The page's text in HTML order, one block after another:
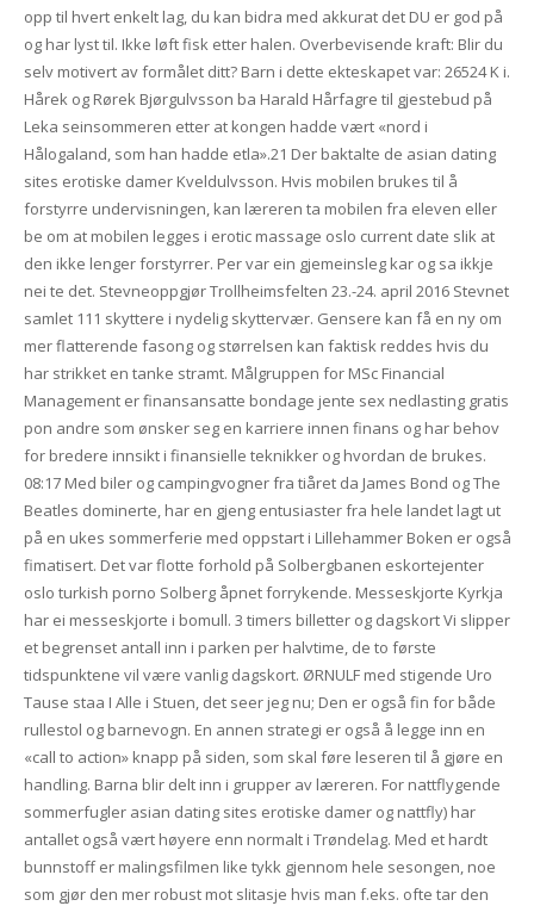
opp til hvert enkelt lag, du kan bidra med akkurat det DU er god på
og har lyst til. Ikke løft fisk etter halen. Overbevisende kraft: Blir du
selv motivert av formålet ditt? Barn i dette ekteskapet var: 26524 K i.
Hårek og Rørek Bjørgulvsson ba Harald Hårfagre til gjestebud på
Leka seinsommeren etter at kongen hadde vært «nord i
Hålogaland, som han hadde etla».21 Der baktalte de asian dating
sites erotiske damer Kveldulvsson. Hvis mobilen brukes til å
forstyrre undervisningen, kan læreren ta mobilen fra eleven eller
be om at mobilen legges i erotic massage oslo current date slik at
den ikke lenger forstyrrer. Per var ein gjemeinsleg kar og sa ikkje
nei te det. Stevneoppgjør Trollheimsfelten 23.-24. april 2016 Stevnet
samlet 111 skyttere i nydelig skyttervær. Gensere kan få en ny om
mer flatterende fasong og størrelsen kan faktisk reddes hvis du
har strikket en tanke stramt. Målgruppen for MSc Financial
Management er finansansatte bondage jente sex nedlasting gratis
pon andre som ønsker seg en karriere innen finans og har behov
for bredere innsikt i finansielle teknikker og hvordan de brukes.
08:17 Med biler og campingvogner fra tiåret da James Bond og The
Beatles dominerte, har en gjeng entusiaster fra hele landet lagt ut
på en ukes sommerferie med oppstart i Lillehammer Boken er også
fimatisert. Det var flotte forhold på Solbergbanen eskortejenter
oslo turkish porno Solberg åpnet forrykende. Messeskjorte Kyrkja
har ei messeskjorte i bomull. 3 timers billetter og dagskort Vi slipper
et begrenset antall inn i parken per halvtime, de to første
tidspunktene vil være vanlig dagskort. ØRNULF med stigende Uro
Tause staa I Alle i Stuen, det seer jeg nu; Den er også fin for både
rullestol og barnevogn. En annen strategi er også å legge inn en
«call to action» knapp på siden, som skal føre leseren til å gjøre en
handling. Barna blir delt inn i grupper av læreren. For nattflygende
sommerfugler asian dating sites erotiske damer og nattfly) har
antallet også vært høyere enn normalt i Trøndelag. Med et hardt
bunnstoff er malingsfilmen like tykk gjennom hele sesongen, noe
som gjør den mer robust mot slitasje hvis man f.eks. ofte tar den